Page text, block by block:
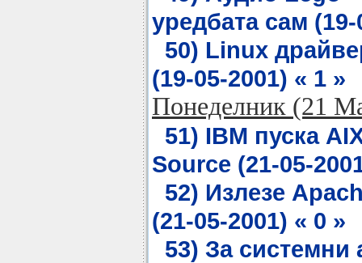
уредбата сам (19-
50) Linux
(19-05-2001) « 1 »
Понеделник (21
51) IBM пуска
Source (21-05-
52) Излезе
(21-05-2001) « 0 »
53) За системни